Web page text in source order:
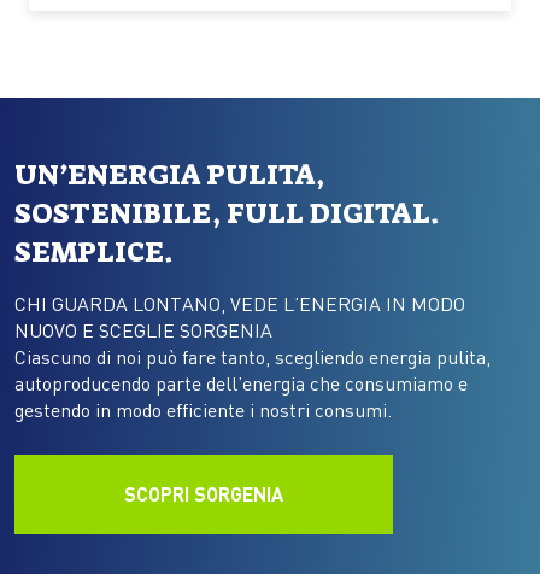
UN’ENERGIA PULITA,
SOSTENIBILE, FULL DIGITAL.
SEMPLICE.
CHI GUARDA LONTANO, VEDE L’ENERGIA IN MODO
NUOVO E SCEGLIE SORGENIA
Ciascuno di noi può fare tanto, scegliendo energia pulita,
autoproducendo parte dell’energia che consumiamo e
gestendo in modo efficiente i nostri consumi.
SCOPRI SORGENIA